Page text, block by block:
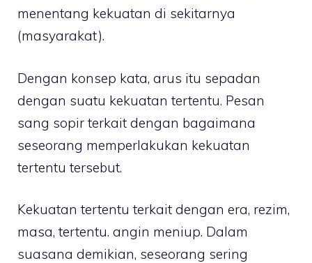
menentang kekuatan di sekitarnya
(masyarakat).
Dengan konsep kata, arus itu sepadan
dengan suatu kekuatan tertentu. Pesan
sang sopir terkait dengan bagaimana
seseorang memperlakukan kekuatan
tertentu tersebut.
Kekuatan tertentu terkait dengan era, rezim,
masa, tertentu. angin meniup. Dalam
suasana demikian, seseorang sering